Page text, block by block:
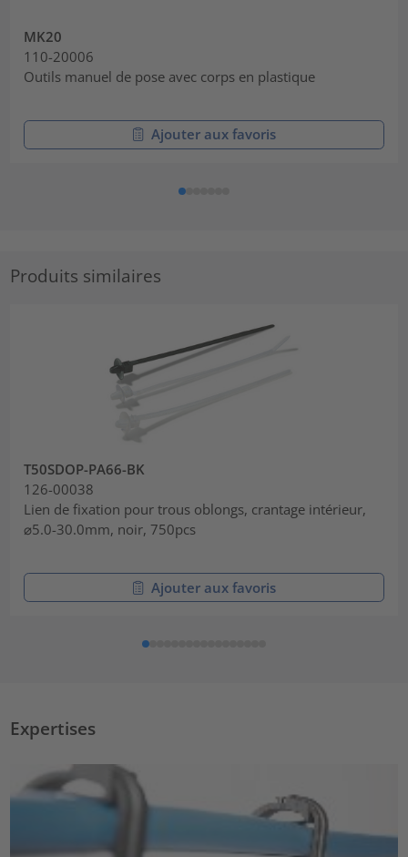
MK20
110-20006
Outils manuel de pose avec corps en plastique
Ajouter aux favoris
Produits similaires
T50SDOP-PA66-BK
126-00038
Lien de fixation pour trous oblongs, crantage intérieur,
⌀5.0-30.0mm, noir, 750pcs
Ajouter aux favoris
Expertises